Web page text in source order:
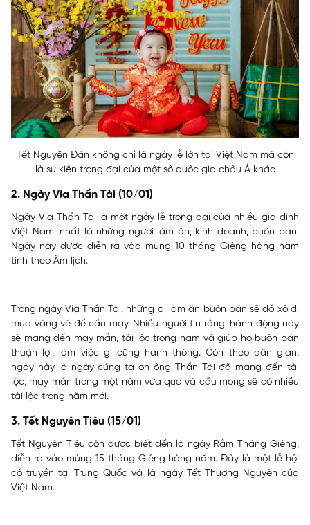
Tết Nguyên Đán không chỉ là ngày lễ lớn tại Việt Nam mà còn
là sự kiện trọng đại của một số quốc gia châu Á khác
2. Ngày Vía Thần Tài (10/01)
Ngày Vía Thần Tài là một ngày lễ trọng đại của nhiều gia đình
Việt Nam, nhất là những người làm ăn, kinh doanh, buôn bán.
Ngày này được diễn ra vào mùng 10 tháng Giêng hàng năm
tính theo Âm lịch.
Trong ngày Vía Thần Tài, những ai làm ăn buôn bán sẽ đổ xô đi
mua vàng về để cầu may. Nhiều người tin rằng, hành động này
sẽ mang đến may mắn, tài lộc trong năm và giúp họ buôn bán
thuận lợi, làm việc gì cũng hanh thông. Còn theo dân gian,
ngày này là ngày cúng tạ ơn ông Thần Tài đã mang đến tài
lộc, may mắn trong một năm vừa qua và cầu mong sẽ có nhiều
tài lộc trong năm mới.
3. Tết Nguyên Tiêu (15/01)
Tết Nguyên Tiêu còn được biết đến là ngày Rằm Tháng Giêng,
diễn ra vào mùng 15 tháng Giêng hàng năm. Đây là một lễ hội
cổ truyền tại Trung Quốc và là ngày Tết Thượng Nguyên của
Việt Nam.